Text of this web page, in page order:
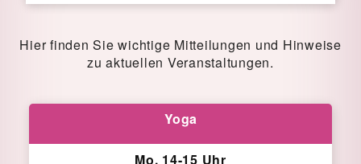
Hier finden Sie wichtige Mitteilungen und Hinweise
zu aktuellen Veranstaltungen.
Yoga
Mo, 14-15 Uhr